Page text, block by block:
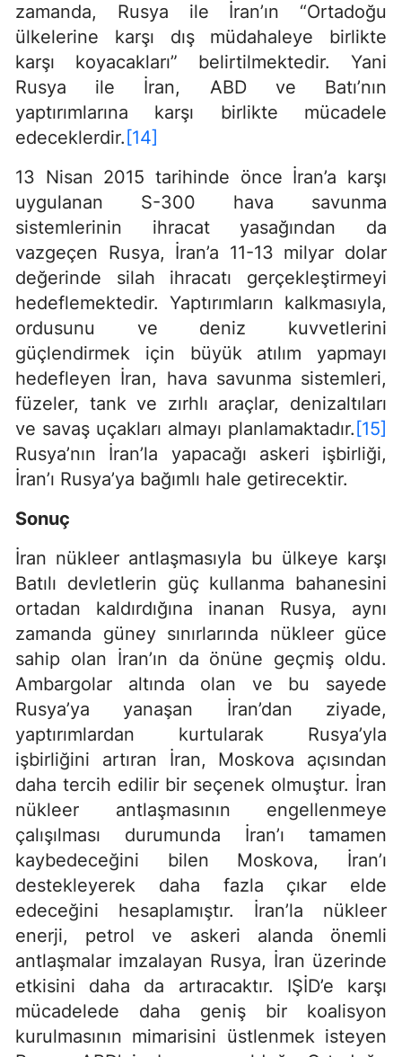
zamanda, Rusya ile İran’ın “Ortadoğu
ülkelerine karşı dış müdahaleye birlikte
karşı koyacakları” belirtilmektedir. Yani
Rusya ile İran, ABD ve Batı’nın
yaptırımlarına karşı birlikte mücadele
edeceklerdir. [14]
13 Nisan 2015 tarihinde önce İran’a karşı
uygulanan S-300 hava savunma
sistemlerinin ihracat yasağından da
vazgeçen Rusya, İran’a 11-13 milyar dolar
değerinde silah ihracatı gerçekleştirmeyi
hedeflemektedir. Yaptırımların kalkmasıyla,
ordusunu ve deniz kuvvetlerini
güçlendirmek için büyük atılım yapmayı
hedefleyen İran, hava savunma sistemleri,
füzeler, tank ve zırhlı araçlar, denizaltıları
ve savaş uçakları almayı planlamaktadır. [15]
Rusya’nın İran’la yapacağı askeri işbirliği,
İran’ı Rusya’ya bağımlı hale getirecektir.
Sonuç
İran nükleer antlaşmasıyla bu ülkeye karşı
Batılı devletlerin güç kullanma bahanesini
ortadan kaldırdığına inanan Rusya, aynı
zamanda güney sınırlarında nükleer güce
sahip olan İran’ın da önüne geçmiş oldu.
Ambargolar altında olan ve bu sayede
Rusya’ya yanaşan İran’dan ziyade,
yaptırımlardan kurtularak Rusya’yla
işbirliğini artıran İran, Moskova açısından
daha tercih edilir bir seçenek olmuştur. İran
nükleer antlaşmasının engellenmeye
çalışılması durumunda İran’ı tamamen
kaybedeceğini bilen Moskova, İran’ı
destekleyerek daha fazla çıkar elde
edeceğini hesaplamıştır. İran’la nükleer
enerji, petrol ve askeri alanda önemli
antlaşmalar imzalayan Rusya, İran üzerinde
etkisini daha da artıracaktır. IŞİD’e karşı
mücadelede daha geniş bir koalisyon
kurulmasının mimarisini üstlenmek isteyen